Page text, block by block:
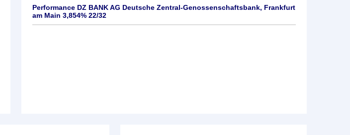
Performance DZ BANK AG Deutsche Zentral-Genossenschaftsbank, Frankfurt
am Main 3,854% 22/32